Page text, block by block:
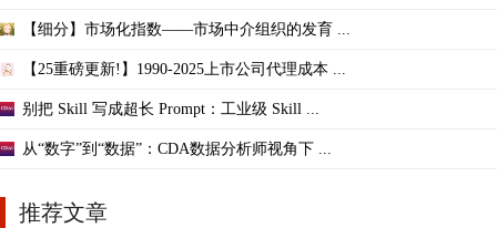
【细分】市场化指数——市场中介组织的发育 ...
【25重磅更新!】1990-2025上市公司代理成本 ...
别把 Skill 写成超长 Prompt：工业级 Skill ...
从“数字”到“数据”：CDA数据分析师视角下 ...
推荐文章